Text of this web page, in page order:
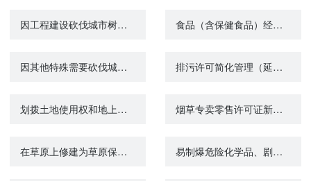
因工程建设砍伐城市树木审批 食品（含保健食品）经营许可变更
因其他特殊需要砍伐城市树木审批 排污许可简化管理（延续）
划拨土地使用权和地上建筑物及附着物所有权出租审批 烟草专卖零售许可证新办办理
在草原上修建为草原保护和畜牧业生产服务的工程设施使用草原的审批 （使用草原超过10公顷） 易制爆危险化学品、剧毒化学品、放射源存放场所技术防范系统验收